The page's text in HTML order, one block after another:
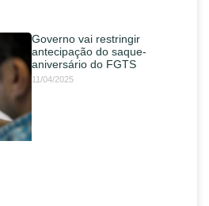
Governo vai restringir
antecipação do saque-
aniversário do FGTS
11/04/2025